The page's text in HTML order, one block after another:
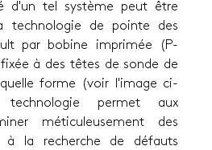
d'un tel système peut être
technologie de pointe des
par bobine imprimée (P-
à des têtes de sonde de
forme (voir l'image ci-
technologie permet aux
méticuleusement des
à la recherche de défauts